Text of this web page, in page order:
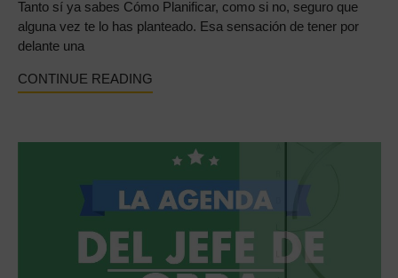
Tanto sí ya sabes Cómo Planificar, como si no, seguro que
alguna vez te lo has planteado. Esa sensación de tener por
delante una
CONTINUE READING